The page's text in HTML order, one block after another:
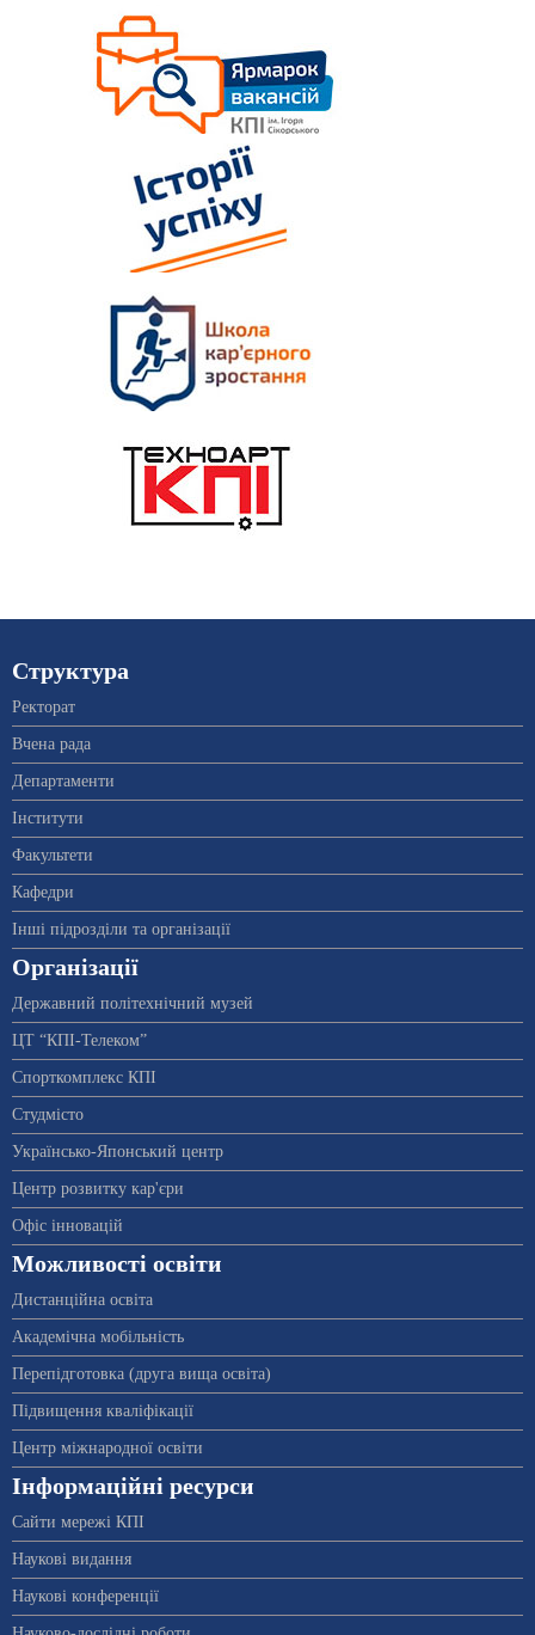
Структура
Ректорат
Вчена рада
Департаменти
Інститути
Факультети
Кафедри
Інші підрозділи та організації
Організації
Державний політехнічний музей
ЦТ “КПІ-Телеком”
Спорткомплекс КПІ
Студмісто
Українсько-Японський центр
Центр розвитку кар'єри
Офіс інновацій
Можливості освіти
Дистанційна освіта
Академічна мобільність
Перепідготовка (друга вища освіта)
Підвищення кваліфікації
Центр міжнародної освіти
Інформаційні ресурси
Сайти мережі КПІ
Наукові видання
Наукові конференції